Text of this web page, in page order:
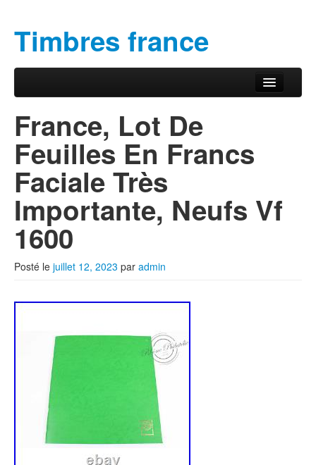
Timbres france
Menu principal
France, Lot De
Feuilles En Francs
Faciale Très
Importante, Neufs Vf
1600
Posté le juillet 12, 2023 par admin